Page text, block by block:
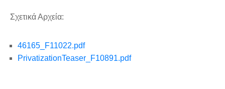
Σχετικά Αρχεία:
46165_F11022.pdf
PrivatizationTeaser_F10891.pdf